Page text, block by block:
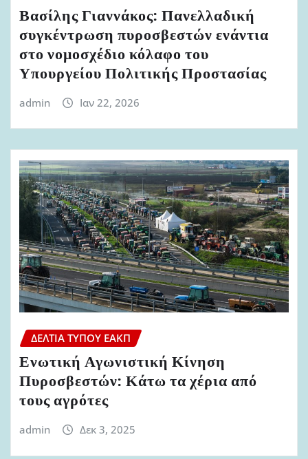
Βασίλης Γιαννάκος: Πανελλαδική
συγκέντρωση πυροσβεστών ενάντια
στο νομοσχέδιο κόλαφο του
Υπουργείου Πολιτικής Προστασίας
admin Ιαν 22, 2026
ΔΕΛΤΊΑ ΤΎΠΟΥ ΕΑΚΠ
Ενωτική Αγωνιστική Κίνηση
Πυροσβεστών: Κάτω τα χέρια από
τους αγρότες
admin Δεκ 3, 2025